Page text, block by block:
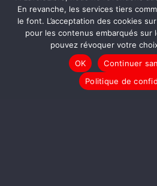
commotion au bras
grenade à moins de
une pour 5 points de
crâne suite au
brûlure au yeux
lacrymogène. Sans
En revanche, les services tiers
le font. L’acceptation des cookies
pour les contenus embarqués sur
pouvez révoquer votre
OK
Continuer
Politique de